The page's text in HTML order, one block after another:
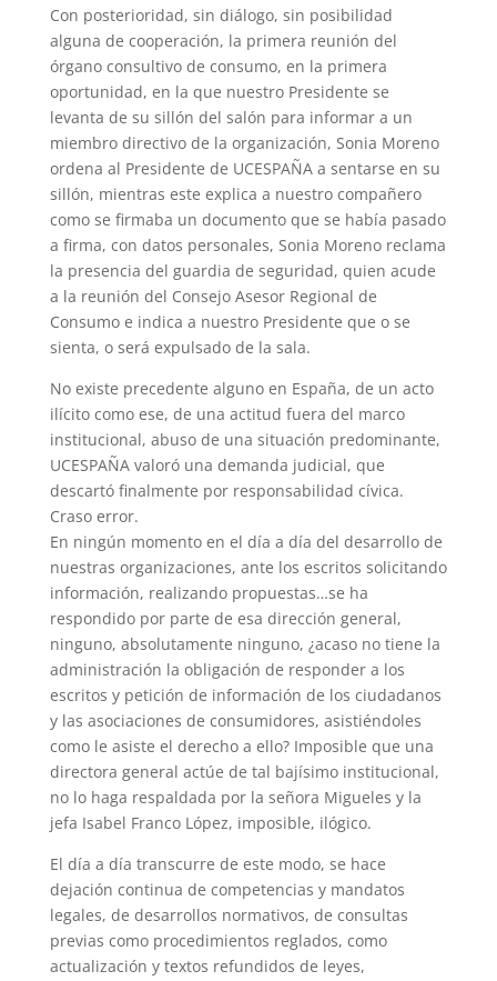
Con posterioridad, sin diálogo, sin posibilidad
alguna de cooperación, la primera reunión del
órgano consultivo de consumo, en la primera
oportunidad, en la que nuestro Presidente se
levanta de su sillón del salón para informar a un
miembro directivo de la organización, Sonia Moreno
ordena al Presidente de UCESPAÑA a sentarse en su
sillón, mientras este explica a nuestro compañero
como se firmaba un documento que se había pasado
a firma, con datos personales, Sonia Moreno reclama
la presencia del guardia de seguridad, quien acude
a la reunión del Consejo Asesor Regional de
Consumo e indica a nuestro Presidente que o se
sienta, o será expulsado de la sala.
No existe precedente alguno en España, de un acto
ilícito como ese, de una actitud fuera del marco
institucional, abuso de una situación predominante,
UCESPAÑA valoró una demanda judicial, que
descartó finalmente por responsabilidad cívica.
Craso error.
En ningún momento en el día a día del desarrollo de
nuestras organizaciones, ante los escritos solicitando
información, realizando propuestas…se ha
respondido por parte de esa dirección general,
ninguno, absolutamente ninguno, ¿acaso no tiene la
administración la obligación de responder a los
escritos y petición de información de los ciudadanos
y las asociaciones de consumidores, asistiéndoles
como le asiste el derecho a ello? Imposible que una
directora general actúe de tal bajísimo institucional,
no lo haga respaldada por la señora Migueles y la
jefa Isabel Franco López, imposible, ilógico.
El día a día transcurre de este modo, se hace
dejación continua de competencias y mandatos
legales, de desarrollos normativos, de consultas
previas como procedimientos reglados, como
actualización y textos refundidos de leyes,